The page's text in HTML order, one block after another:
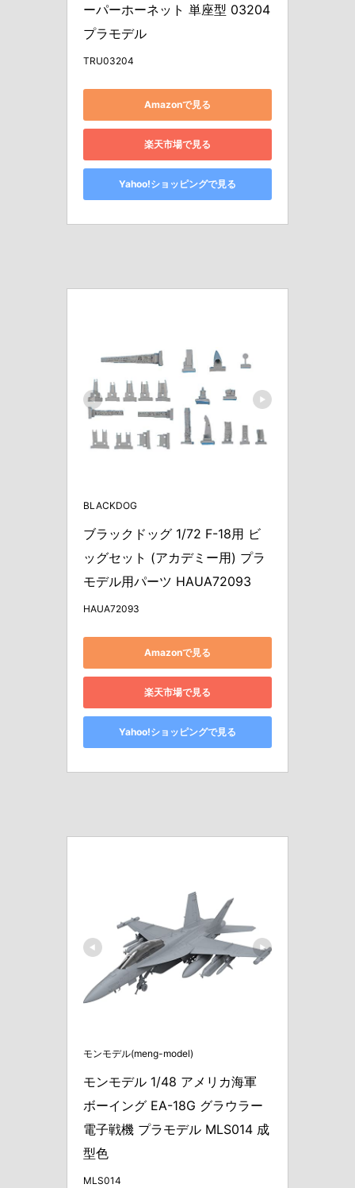
ーパーホーネット 単座型 03204
プラモデル
TRU03204
Amazonで見る
楽天市場で見る
Yahoo!ショッピングで見る
BLACKDOG
ブラックドッグ 1/72 F-18用 ビ
ッグセット (アカデミー用) プラ
モデル用パーツ HAUA72093
HAUA72093
Amazonで見る
楽天市場で見る
Yahoo!ショッピングで見る
モンモデル(meng-model)
モンモデル 1/48 アメリカ海軍
ボーイング EA-18G グラウラー
電子戦機 プラモデル MLS014 成
型色
MLS014